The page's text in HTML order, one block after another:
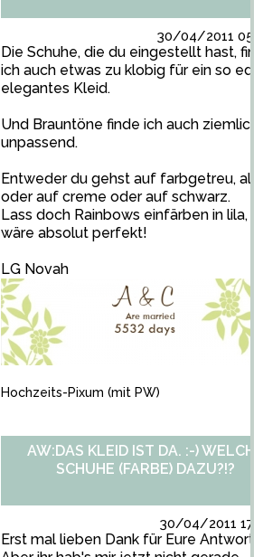
30/04/2011
Die Schuhe, die du eingestellt hast,
ich auch etwas zu klobig für ein so
elegantes Kleid.
Und Brauntöne finde ich auch ziemlich
unpassend.
Entweder du gehst auf farbgetreu,
oder auf creme oder auf schwarz.
Lass doch Rainbows einfärben in lila,
wäre absolut perfekt!
LG Novah
Hochzeits-Pixum (mit PW)
AW:DAS KLEID IST DA. :-) WELCHE
SCHUHE (FARBE) DAZU?!?
30/04/2011
Erst mal lieben Dank für Eure